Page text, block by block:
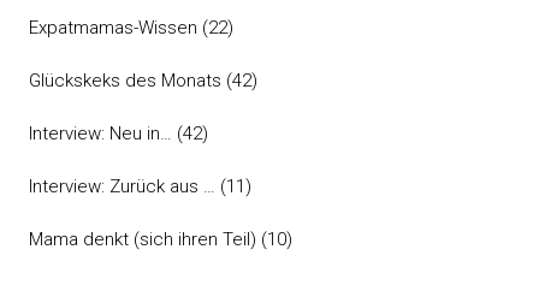
Expatmamas-Wissen (22)
Glückskeks des Monats (42)
Interview: Neu in… (42)
Interview: Zurück aus … (11)
Mama denkt (sich ihren Teil) (10)